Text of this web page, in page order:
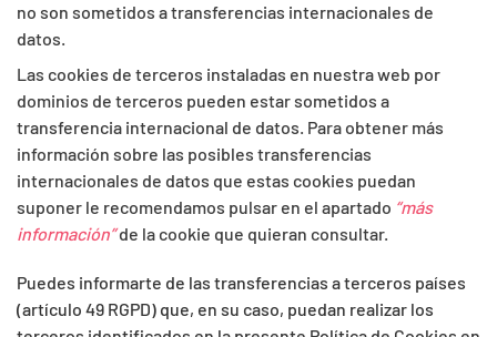
no son sometidos a transferencias internacionales de
datos.
Las cookies de terceros instaladas en nuestra web por
dominios de terceros pueden estar sometidos a
transferencia internacional de datos. Para obtener más
información sobre las posibles transferencias
internacionales de datos que estas cookies puedan
suponer le recomendamos pulsar en el apartado “más
información”de la cookie que quieran consultar.
Puedes informarte de las transferencias a terceros países
(artículo 49 RGPD) que, en su caso, puedan realizar los